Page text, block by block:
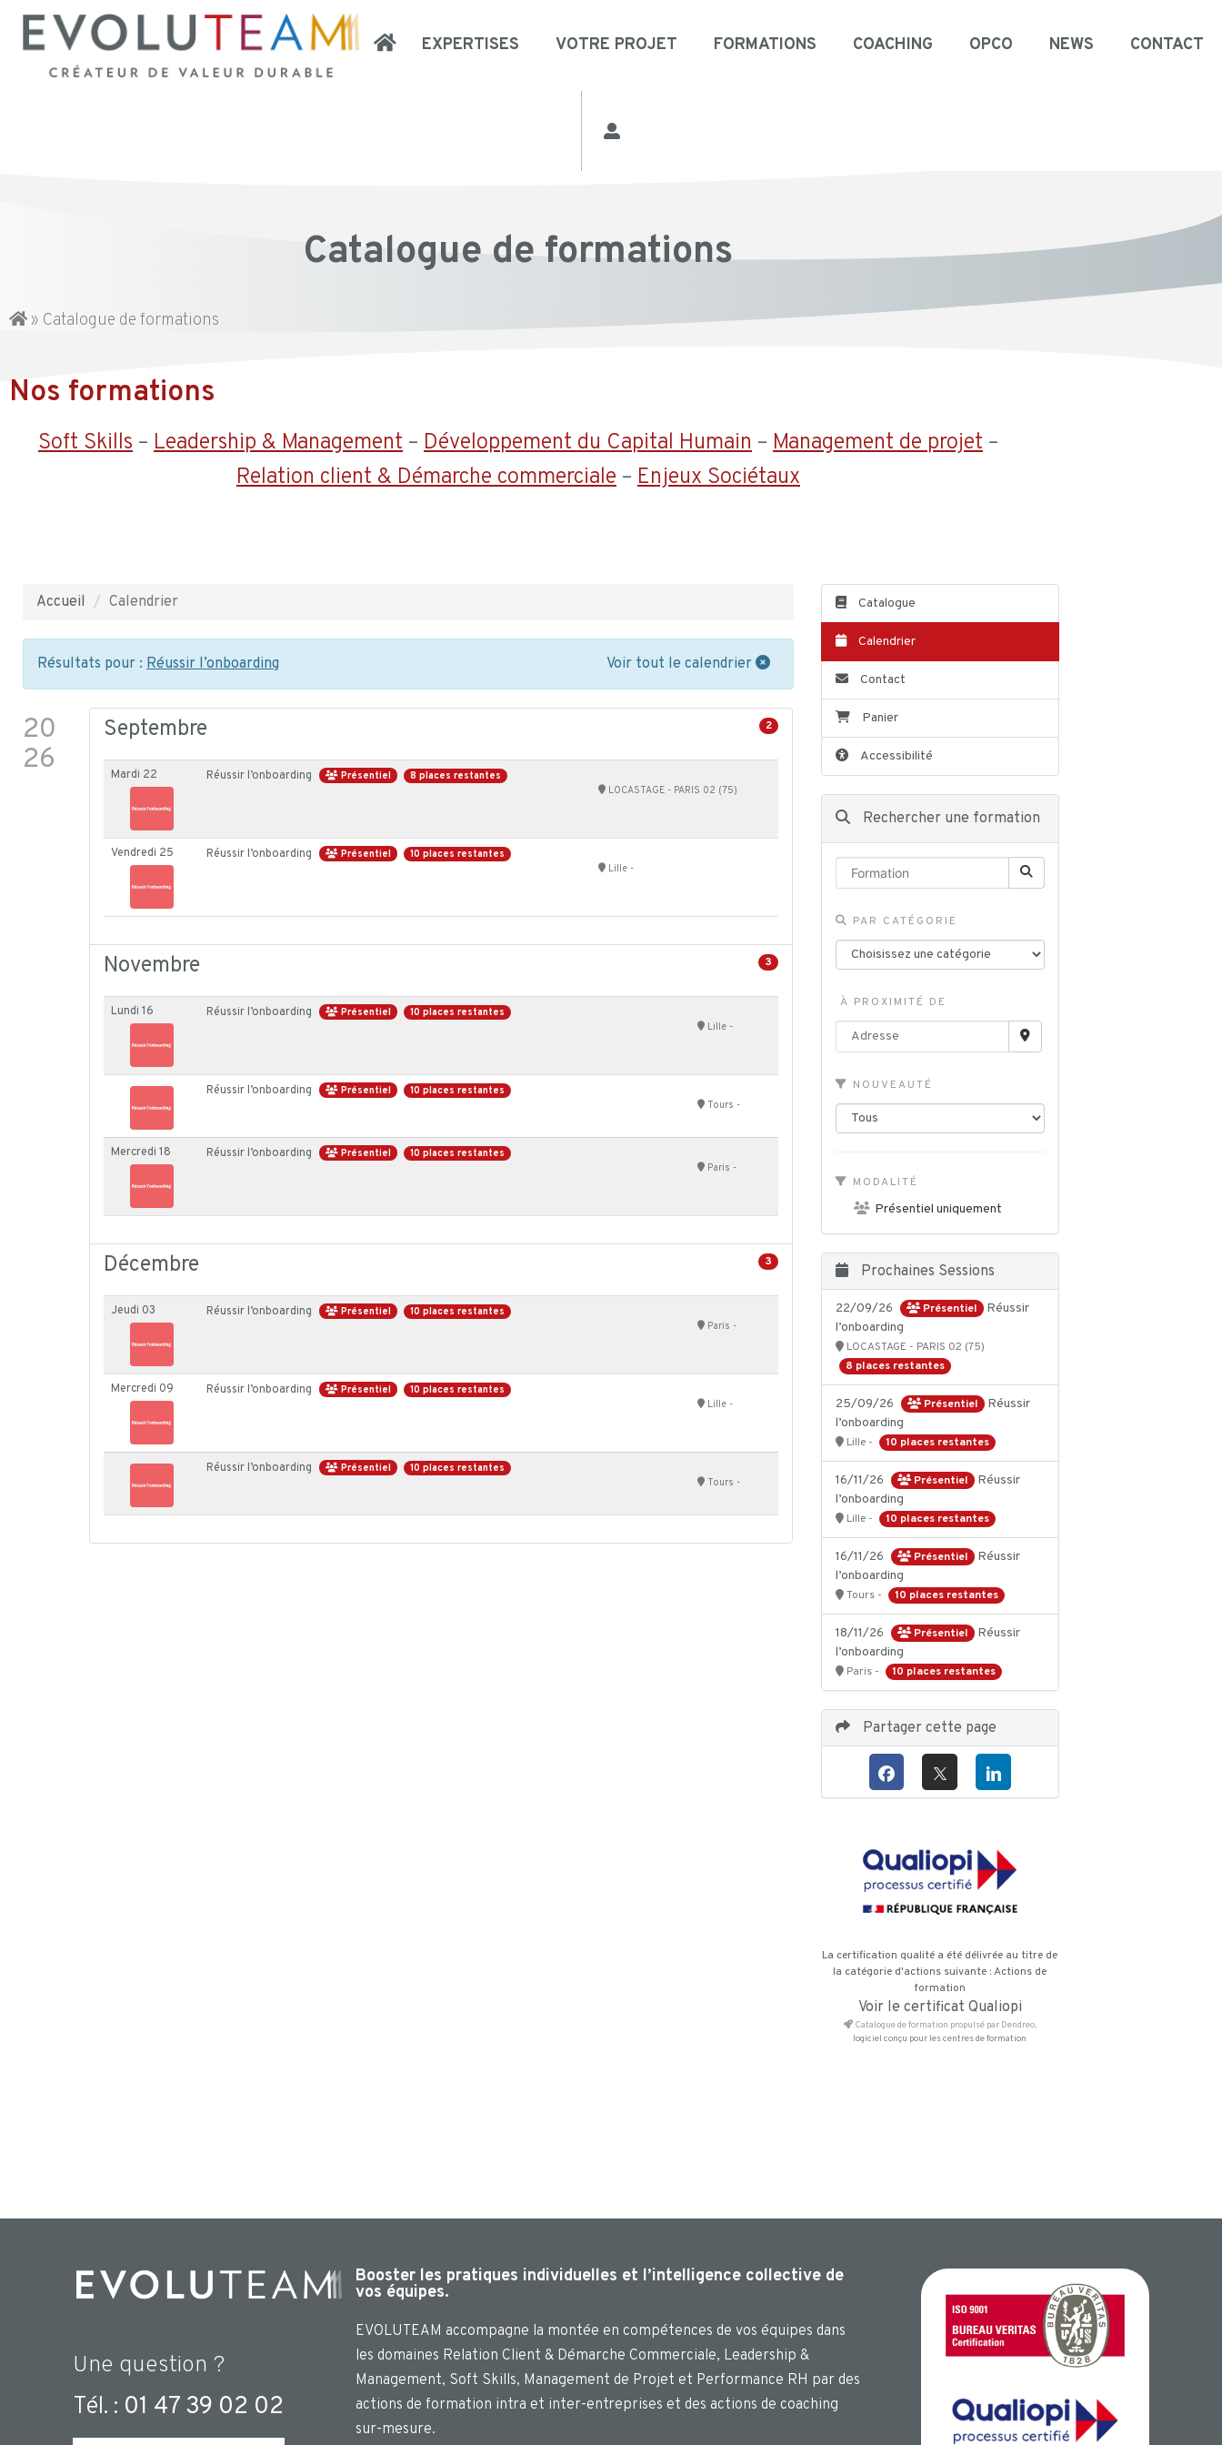
EXPERTISES VOTRE PROJET FORMATIONS COACHING OPCO NEWS CONTACT
Catalogue de formations
» Catalogue de formations
Nos formations
Soft Skills – Leadership & Management – Développement du Capital Humain – Management de projet –
Relation client & Démarche commerciale – Enjeux Sociétaux
Accueil Calendrier
Calendrier
Résultats pour : Réussir l’onboarding Voir tout le calendrier
20
26
Septembre 2
Mardi 22 Réussir l’onboarding Présentiel 8 places restantes
LOCASTAGE - PARIS 02 (75)
Vendredi 25 Réussir l’onboarding Présentiel 10 places restantes
Lille -
Novembre 3
Lundi 16 Réussir l’onboarding Présentiel 10 places restantes
Lille -
Réussir l’onboarding Présentiel 10 places restantes
Tours -
Mercredi 18 Réussir l’onboarding Présentiel 10 places restantes
Paris -
Décembre 3
Jeudi 03 Réussir l’onboarding Présentiel 10 places restantes
Paris -
Mercredi 09 Réussir l’onboarding Présentiel 10 places restantes
Lille -
Réussir l’onboarding Présentiel 10 places restantes
Tours -
Catalogue
Calendrier
Contact
Panier
Accessibilité
Rechercher une formation
PAR CATÉGORIE
À PROXIMITÉ DE
NOUVEAUTÉ
MODALITÉ
Présentiel uniquement
Prochaines Sessions
22/09/26 Présentiel
Réussir
l’onboarding
LOCASTAGE - PARIS 02 (75)
8 places restantes
25/09/26 Présentiel
Réussir
l’onboarding
Lille - 10 places restantes
16/11/26 Présentiel
Réussir
l’onboarding
Lille - 10 places restantes
16/11/26 Présentiel
Réussir
l’onboarding
Tours - 10 places restantes
18/11/26 Présentiel
Réussir
l’onboarding
Paris - 10 places restantes
Partager cette page
La certification qualité a été délivrée au titre de
la catégorie d'actions suivante : Actions de
formation
Voir le certificat Qualiopi
Catalogue de formation propulsé par Dendreo,
logiciel conçu pour les centres de formation
Une question ?
Tél. : 01 47 39 02 02
Booster les pratiques individuelles et l’intelligence collective de
vos équipes.
EVOLUTEAM accompagne la montée en compétences de vos équipes dans
les domaines Relation Client & Démarche Commerciale, Leadership &
Management, Soft Skills, Management de Projet et Performance RH par des
actions de formation intra et inter-entreprises et des actions de coaching
sur-mesure.